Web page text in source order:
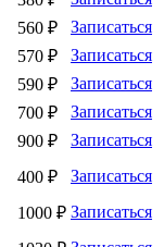
560 ₽
Записаться
570 ₽
Записаться
590 ₽
Записаться
700 ₽
Записаться
900 ₽
Записаться
400 ₽
Записаться
1000 ₽ Записаться